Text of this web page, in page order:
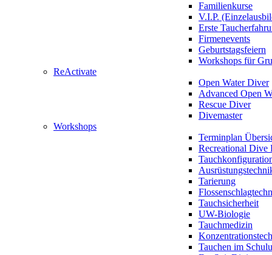
Familienkurse
V.I.P.
Erste
Firmenevents
Geburtstagsfeiern
Workshops für
ReActivate
Open Water Diver
Advanced Open
Rescue Diver
Divemaster
Workshops
Terminplan
Recreational Dive
Tarierung
Tauchsicherheit
UW-Biologie
Tauchmedizin
Tauchen im